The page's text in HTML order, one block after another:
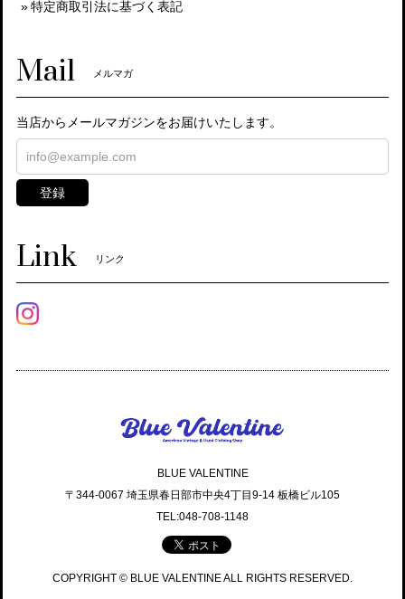
特定商取引法に基づく表記
Mail メルマガ
当店からメールマガジンをお届けいたします。
登録
Link リンク
BLUE VALENTINE
〒344-0067 埼玉県春日部市中央4丁目9-14 板橋ビル105
TEL:048-708-1148
COPYRIGHT © BLUE VALENTINE ALL RIGHTS RESERVED.